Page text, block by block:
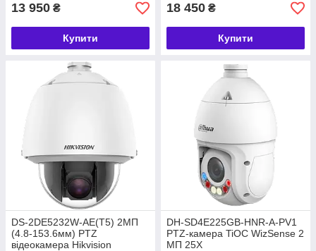
13 950 ₴
Купити
18 450 ₴
Купити
DS-2DE5232W-AE(T5) 2МП
(4.8-153.6мм) PTZ
відеокамера Hikvision
DH-SD4E225GB-HNR-A-PV1
PTZ-камера TiOC WizSense 2
МП 25X